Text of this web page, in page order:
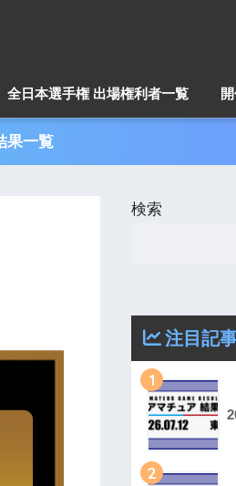
全日本選手権 出場権利者一覧
果一覧
検索
注目記
1
2